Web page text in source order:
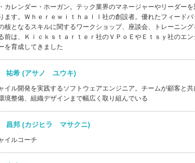
カレンダー・ホーガン。テック業界のマネージャーやリーダー
ます。Ｗｈｅｒｅｗｉｔｈａｌｌ社の創設者。優れたフィード
核となるスキルに関するワークショップ、座談会、トレーニン
前は、Ｋｉｃｋｓｔａｒｔｅｒ社のＶＰｏＥやＥｔｓｙ社のエ
を育成してきました
祐希 (アサノ ユウキ)
イル開発を実践するソフトウェアエンジニア。チームが顧客と
境整備、組織デザインまで幅広く取り組んでいる
昌邦 (カジヒラ マサクニ)
イルコーチ